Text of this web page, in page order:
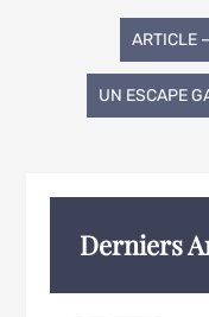
Navigation
ARTICLE
UN ESCAPE
Derniers